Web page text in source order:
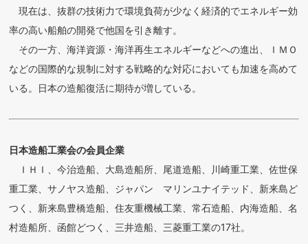
現在は、抜群の技術力で環境負荷が少なく経済的でエネルギー効
率の高い船舶の開発で他国を引き離す。
その一方、海洋資源・海洋再生エネルギーなどへの進出、ＩＭＯ
などの国際的な規制に対する戦略的な対応においても加速を高めて
いる。日本の造船復活に期待が増している。
日本造船工業会の会員企業
ＩＨＩ、今治造船、大島造船所、尾道造船、川崎重工業、佐世保
重工業、サノヤス造船、ジャパン マリンユナイテッド、新来島ど
つく、新来島豊橋造船、住友重機械工業、常石造船、内海造船、名
村造船所、函館どつく、三井造船、三菱重工業の17社。